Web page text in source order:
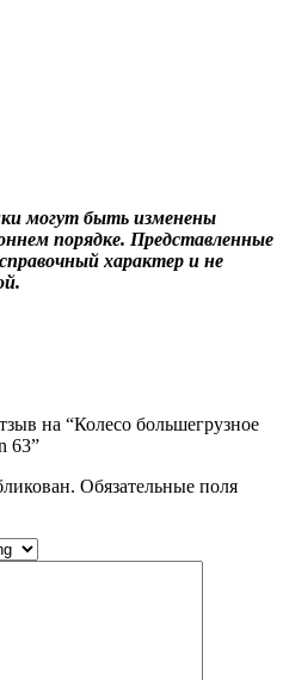
могут быть изменены
порядке. Представленные
характер и не
на “Колесо большегрузное
63”
Обязательные поля